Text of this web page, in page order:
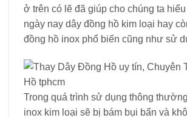
ở trên có lẽ đã giúp cho chúng ta
ngày nay dây đồng hồ kim loại hay
đồng hồ inox phổ biến cũng như sử
Trong quá trình sử dụng thông
inox kim loại sẽ bị bám bụi bẩn và